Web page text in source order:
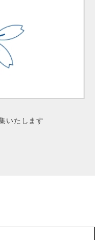
いたします